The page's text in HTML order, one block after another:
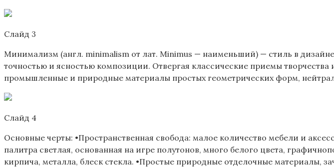
Слайд 3
Минимализм (англ. minimalism от лат. Minimus — наименьший) — стиль в
точностью и ясностью композиции. Отвергая классические приемы
промышленные и природные материалы простых геометрических форм,
Слайд 4
Основные черты: •Пространственная свобода: малое количество мебели и
палитра светлая, основанная на игре полутонов, много белого цвета,
кирпича, металла, блеск стекла. •Простые природные отделочные материалы,